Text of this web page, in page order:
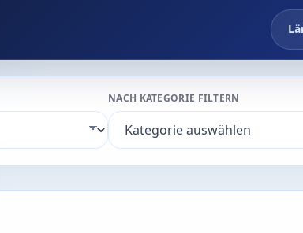
NACH KATEGORIE FILTERN